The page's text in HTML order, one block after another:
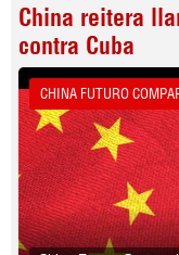
China reitera
contra Cuba
CHINA FUTURO